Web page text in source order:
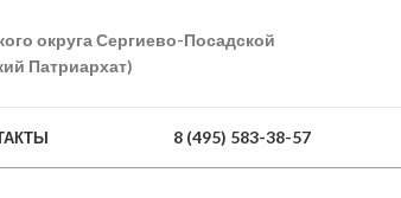
округа Сергиево-Посадской
Патриархат)
8 (495) 583-38-57